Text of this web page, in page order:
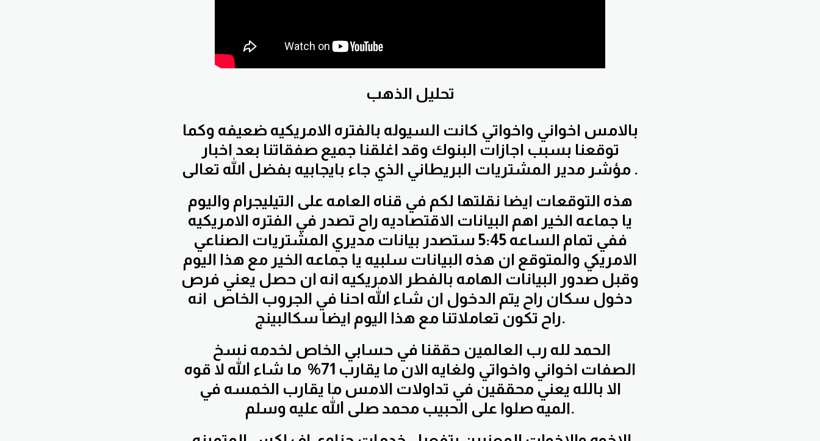
تحليل الذهب
بالامس اخواني واخواتي كانت السيوله بالفتره الامريكيه ضعيفه وكما
توقعنا بسبب اجازات البنوك وقد اغلقنا جميع صفقاتنا بعد اخبار
مؤشر مدير المشتريات البريطاني الذي جاء بايجابيه بفضل الله تعالى .
هذه التوقعات ايضا نقلتها لكم في قناه العامه على التيليجرام واليوم
يا جماعه الخير اهم البيانات الاقتصاديه راح تصدر في الفتره الامريكيه
ففي تمام الساعه 5:45 ستصدر بيانات مديري المشتريات الصناعي
الامريكي والمتوقع ان هذه البيانات سلبيه يا جماعه الخير مع هذا اليوم
وقبل صدور البيانات الهامه بالفطر الامريكيه انه ان حصل يعني فرص
دخول سكان راح يتم الدخول ان شاء الله احنا في الجروب الخاص انه
راح تكون تعاملاتنا مع هذا اليوم ايضا سكالبينج.
الصفات اخواني واخواتي ولغايه الان ما يقارب 71% ما شاء الله لا قوه
الا بالله يعني محققين في تداولات الامس ما يقارب الخمسه في
الميه صلوا على الحبيب محمد صلى الله عليه وسلم.